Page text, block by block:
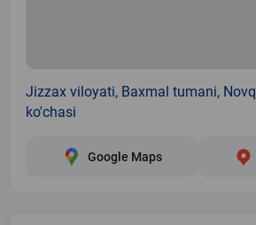
Jizzax viloyati, Baxmal tumani,
ko'chasi
Google Maps